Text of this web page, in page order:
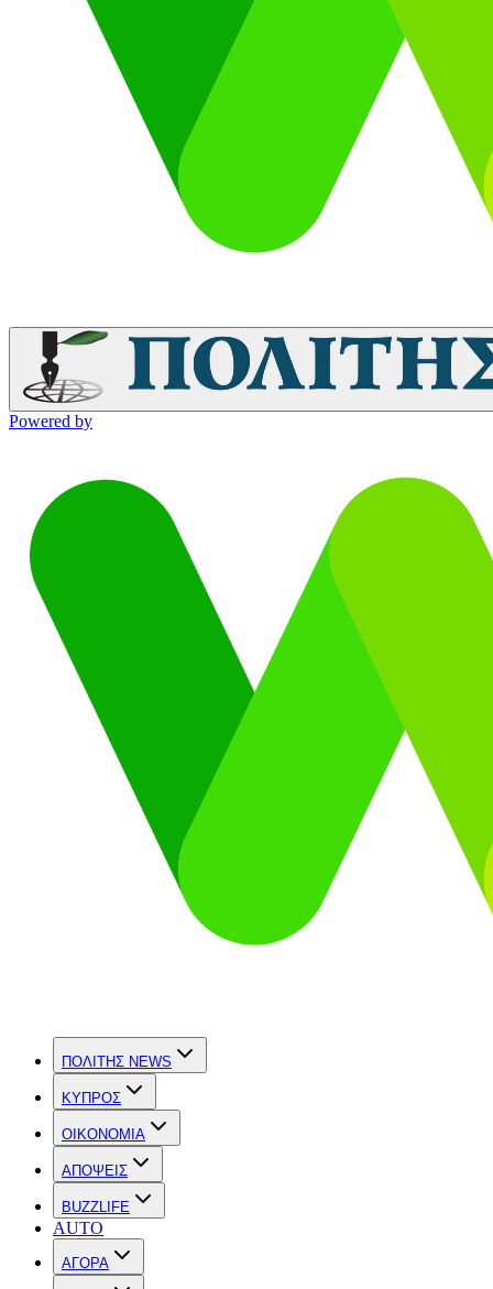
Powered by
ΠΟΛΙΤΗΣ NEWS
ΚΥΠΡΟΣ
OIKONOMIA
ΑΠΟΨΕΙΣ
BUZZLIFE
AUTO
ΑΓΟΡΑ